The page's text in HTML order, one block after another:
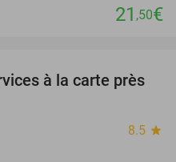
21 ,50€
40%
à la carte près
8.5 star